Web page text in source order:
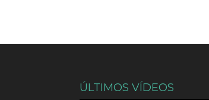
ÚLTIMOS VÍDEOS